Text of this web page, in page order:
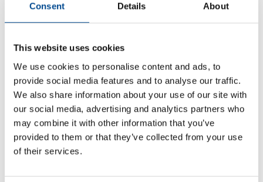
Consent Details About
This website uses cookies
We use cookies to personalise content and ads, to
provide social media features and to analyse our traffic.
We also share information about your use of our site with
our social media, advertising and analytics partners who
may combine it with other information that you’ve
provided to them or that they’ve collected from your use
of their services.
Primula FLEX 1365
Pressbord
Detaljer